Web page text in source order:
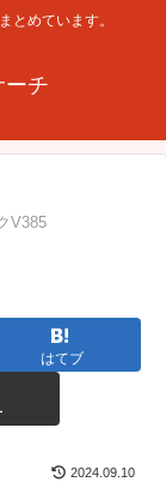
とめています。
ーチ
V385
はてブ
2024.09.10